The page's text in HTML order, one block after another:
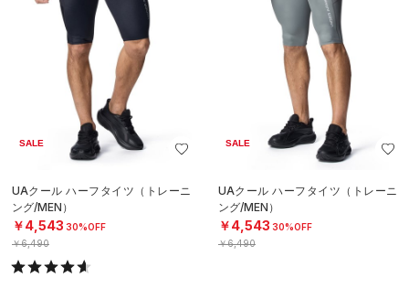
SALE
UAクール ハーフタイツ（トレーニ
ング/MEN）
￥4,543 30%OFF
￥6,490
SALE
UAクール ハーフタイツ（トレーニ
ング/MEN）
￥4,543 30%OFF
￥6,490